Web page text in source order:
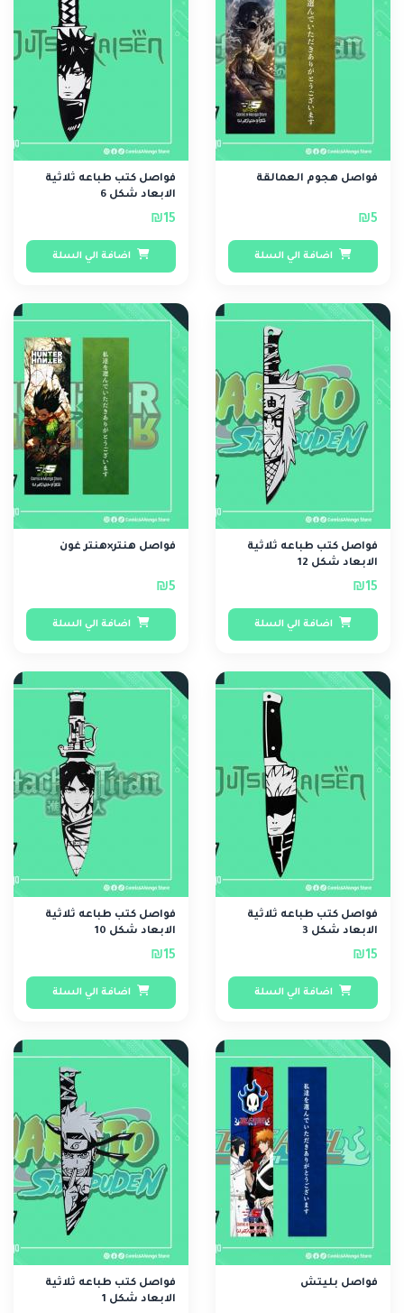
فواصل هجوم العمالقة
₪5
اضافة الي السلة
فواصل كتب طباعه ثلاثية
الابعاد شكل 6
₪15
اضافة الي السلة
فواصل كتب طباعه ثلاثية
الابعاد شكل 12
₪15
اضافة الي السلة
فواصل هنتر×هنتر غون
₪5
اضافة الي السلة
فواصل كتب طباعه ثلاثية
الابعاد شكل 3
₪15
اضافة الي السلة
فواصل كتب طباعه ثلاثية
الابعاد شكل 10
₪15
اضافة الي السلة
فواصل بليتش
فواصل كتب طباعه ثلاثية
الابعاد شكل 1